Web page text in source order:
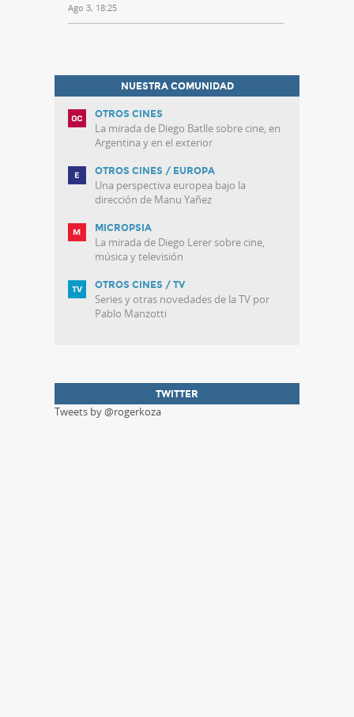
Ago 3, 18:25
NUESTRA COMUNIDAD
OTROS CINES
La mirada de Diego Batlle sobre cine, en
Argentina y en el exterior
OTROS CINES / EUROPA
Una perspectiva europea bajo la
dirección de Manu Yañez
MICROPSIA
La mirada de Diego Lerer sobre cine,
música y televisión
OTROS CINES / TV
Series y otras novedades de la TV por
Pablo Manzotti
TWITTER
Tweets by @rogerkoza